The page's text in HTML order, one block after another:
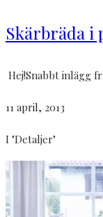
Skärbräda
Hej!Snabbt inlägg
11 april, 2013
I "Detaljer"